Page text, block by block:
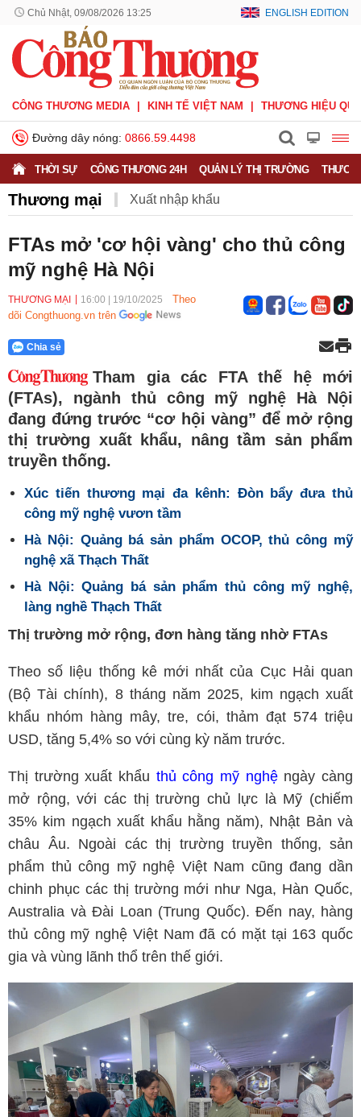
Chủ Nhật, 09/08/2026 13:25 ENGLISH EDITION
CÔNG THƯƠNG MEDIA KINH TẾ VIỆT NAM THƯƠNG HIỆU
Đường dây nóng: 0866.59.4498
THỜI SỰ CÔNG THƯƠNG 24H QUẢN LÝ THỊ TRƯỜNG
Thương mại Xuất nhập khẩu
Xuất xứ hàng hóa Xúc tiến thương mại
Thương mại điện tử
FTAs mở 'cơ hội vàng' cho thủ công
mỹ nghệ Hà Nội
THƯƠNG MẠI 16:00 19/10/2025
Theo
dõi Congthuong.vn trên
Chia sẻ
Tham gia các FTA thế hệ mới
(FTAs), ngành thủ công mỹ nghệ Hà Nội
đang đứng trước “cơ hội vàng” để mở rộng
thị trường xuất khẩu, nâng tầm sản phẩm
truyền thống.
Xúc tiến thương mại đa kênh: Đòn bẩy đưa thủ
công mỹ nghệ vươn tầm
Hà Nội: Quảng bá sản phẩm OCOP, thủ công mỹ
nghệ xã Thạch Thất
Hà Nội: Quảng bá sản phẩm thủ công mỹ nghệ,
làng nghề Thạch Thất
Thị trường mở rộng, đơn hàng tăng nhờ FTAs
Theo số liệu thống kê mới nhất của Cục Hải quan
(Bộ Tài chính), 8 tháng năm 2025, kim ngạch xuất
khẩu nhóm hàng mây, tre, cói, thảm đạt 574 triệu
USD, tăng 5,4% so với cùng kỳ năm trước.
Thị trường xuất khẩu thủ công mỹ nghệngày càng
mở rộng, với các thị trường chủ lực là Mỹ (chiếm
35% kim ngạch xuất khẩu hằng năm), Nhật Bản và
châu Âu. Ngoài các thị trường truyền thống, sản
phẩm thủ công mỹ nghệ Việt Nam cũng đang dần
chinh phục các thị trường mới như Nga, Hàn Quốc,
Australia và Đài Loan (Trung Quốc). Đến nay, hàng
thủ công mỹ nghệ Việt Nam đã có mặt tại 163 quốc
gia và vùng lãnh thổ trên thế giới.